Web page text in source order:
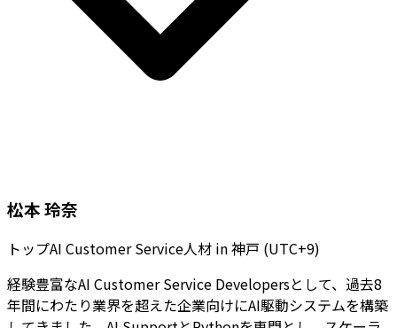
松本 玲奈
トップAI Customer Service人材 in神戸 (UTC+9)
経験豊富なAI Customer Service Developersとして、過去8
年間にわたり業界を超えた企業向けにAI駆動システムを構築